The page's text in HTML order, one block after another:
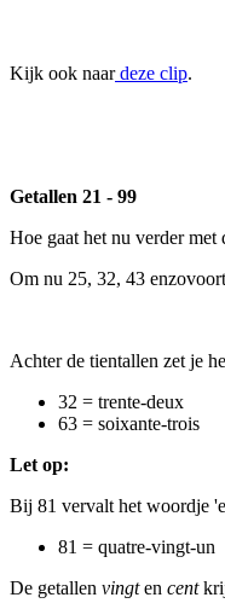
Kijk ook naardeze clip.
Getallen 21 - 99
Hoe gaat het nu verder met
Om nu 25, 32, 43
Achter de tientallen zet je
32 = trente-deux
63 = soixante-trois
Let op:
Bij 81 vervalt het woordje
81 = quatre-vingt-un
De getallen vingten cent